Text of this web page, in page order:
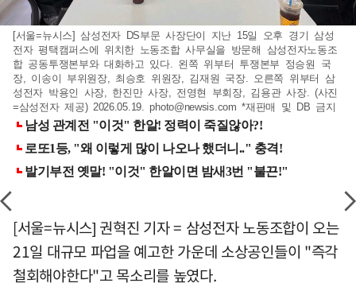
[서울=뉴시스] 삼성전자 DS부문 사장단이 지난 15일 오후 경기 삼성
전자 평택캠퍼스에 위치한 노동조합 사무실을 방문해 삼성전자노동조
합 공동투쟁본부와 대화하고 있다. 왼쪽 위부터 투쟁본부 정승원 국
장, 이송이 부위원장, 최승호 위원장, 김재원 국장. 오른쪽 위부터 삼
성전자 박용인 사장, 한진만 사장, 전영현 부회장, 김용관 사장. (사진
=삼성전자 제공) 2026.05.19.photo@newsis.com *재판매 및 DB 금지
[서울=뉴시스] 권혁진 기자 = 삼성전자 노동조합이 오는
21일 대규모 파업을 예고한 가운데 소상공인들이 "즉각
철회해야한다"고 목소리를 높였다.